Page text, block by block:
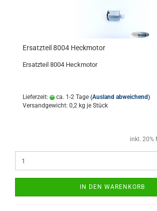
Ersatzteil 8004 Heckmotor
Ersatzteil 8004 Heckmotor
Lieferzeit: ca. 1-2 Tage (Ausland abweichend)
Versandgewicht: 0,2 kg je Stück
inkl. 20%
IN DEN WARENKORB